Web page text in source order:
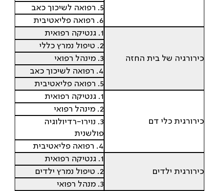
5. רפואה לשיכוך כאב
6. רפואה פליאטיבית
כירורגיה של בית החזה
1. גנטיקה רפואית
2. טיפול נמרץ כללי
3. מינהל רפואי
4. רפואה לשיכוך כאב
5. רפואה פליאטיבית
כירורגית כלי דם
1. גנטיקה רפואית
2. מינהל רפואי
3. נוירו-רדיולוגיה
פולשנית
4. רפואה פליאטיבית
כירורגית ילדים
1. גנטיקה רפואית
2. טיפול נמרץ ילדים
3. מנהל רפואי